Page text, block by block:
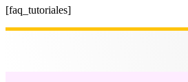
[faq_tutoriales]